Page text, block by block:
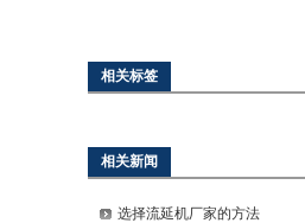
相关标签
相关新闻
选择流延机厂家的方法